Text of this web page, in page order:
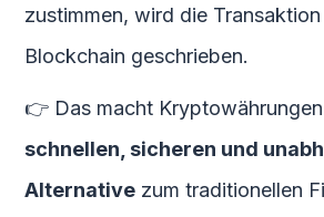
zustimmen, wird die
Blockchain geschrieben.
👉 Das macht
schnellen, sicheren und
Alternative zum traditionellen